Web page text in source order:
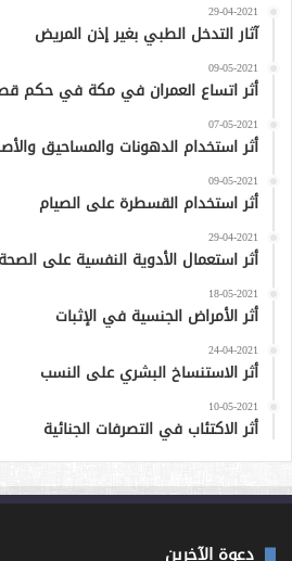
29-04-2021
آثار التدخل الطبي بغير إذن المريض
09-05-2021
أثر اتساع العمران في مكة في حكم
07-05-2021
أثر استخدام الدهونات والمساحيق
09-05-2021
أثر استخدام القسطرة على الصيام
29-04-2021
أثر استعمال الأدوية النفسية على الصحة
18-05-2021
أثر الأمراض الجنسية في الإثبات
24-04-2021
أثر الاستنساخ البشري على النسب
10-05-2021
أثر الاكتئاب في التصرفات الجنائية